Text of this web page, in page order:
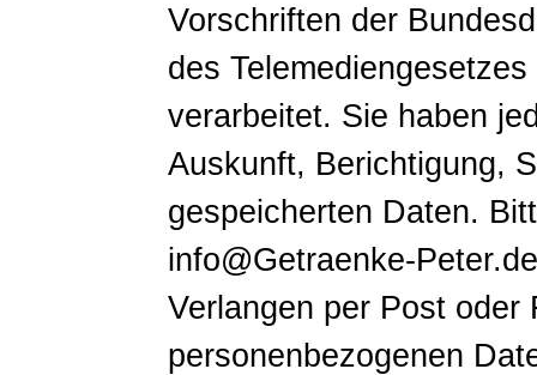
Vorschriften der
des
verarbeitet. Sie haben
Auskunft, Berichtigung,
gespeicherten Daten.
info@Getraenke-
Verlangen per Post oder
personenbezogenen